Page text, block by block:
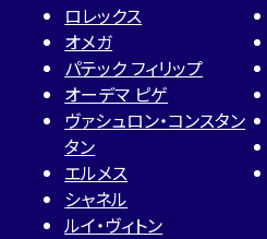
ロレックス
オメガ
パテック フィリップ
オーデマ ピゲ
ヴァシュロン・コンスタン
タン
エルメス
シャネル
ルイ・ヴィトン